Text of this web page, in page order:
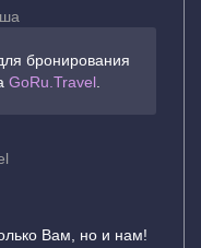
бронирования
GoRu.Travel.
Вам, но и нам!